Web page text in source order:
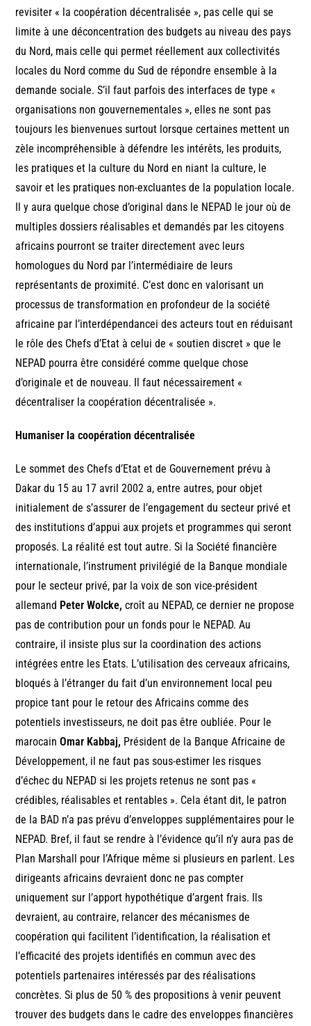
revisiter « la coopération décentralisée », pas celle qui se
limite à une déconcentration des budgets au niveau des pays
du Nord, mais celle qui permet réellement aux collectivités
locales du Nord comme du Sud de répondre ensemble à la
demande sociale. S’il faut parfois des interfaces de type «
organisations non gouvernementales », elles ne sont pas
toujours les bienvenues surtout lorsque certaines mettent un
zèle incompréhensible à défendre les intérêts, les produits,
les pratiques et la culture du Nord en niant la culture, le
savoir et les pratiques non-excluantes de la population locale.
Il y aura quelque chose d’original dans le NEPAD le jour où de
multiples dossiers réalisables et demandés par les citoyens
africains pourront se traiter directement avec leurs
homologues du Nord par l’intermédiaire de leurs
représentants de proximité. C’est donc en valorisant un
processus de transformation en profondeur de la société
africaine par l’interdépendancei des acteurs tout en réduisant
le rôle des Chefs d’Etat à celui de « soutien discret » que le
NEPAD pourra être considéré comme quelque chose
d’originale et de nouveau. Il faut nécessairement «
décentraliser la coopération décentralisée ».
Humaniser la coopération décentralisée
Le sommet des Chefs d’Etat et de Gouvernement prévu à
Dakar du 15 au 17 avril 2002 a, entre autres, pour objet
initialement de s’assurer de l’engagement du secteur privé et
des institutions d’appui aux projets et programmes qui seront
proposés. La réalité est tout autre. Si la Société financière
internationale, l’instrument privilégié de la Banque mondiale
pour le secteur privé, par la voix de son vice-président
allemand Peter Wolcke, croît au NEPAD, ce dernier ne propose
pas de contribution pour un fonds pour le NEPAD. Au
contraire, il insiste plus sur la coordination des actions
intégrées entre les Etats. L’utilisation des cerveaux africains,
bloqués à l’étranger du fait d’un environnement local peu
propice tant pour le retour des Africains comme des
potentiels investisseurs, ne doit pas être oubliée. Pour le
marocainOmar Kabbaj, Président de la Banque Africaine de
Développement, il ne faut pas sous-estimer les risques
d’échec du NEPAD si les projets retenus ne sont pas «
crédibles, réalisables et rentables ». Cela étant dit, le patron
de la BAD n’a pas prévu d’enveloppes supplémentaires pour le
NEPAD. Bref, il faut se rendre à l’évidence qu’il n’y aura pas de
Plan Marshall pour l’Afrique même si plusieurs en parlent. Les
dirigeants africains devraient donc ne pas compter
uniquement sur l’apport hypothétique d’argent frais. Ils
devraient, au contraire, relancer des mécanismes de
coopération qui facilitent l’identification, la réalisation et
l’efficacité des projets identifiés en commun avec des
potentiels partenaires intéressés par des réalisations
concrètes. Si plus de 50 % des propositions à venir peuvent
trouver des budgets dans le cadre des enveloppes financières